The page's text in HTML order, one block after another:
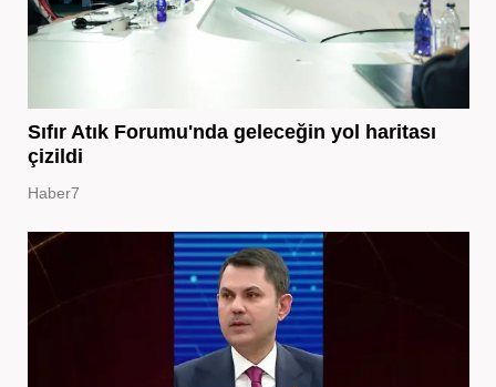
Sıfır Atık Forumu'nda geleceğin yol haritası
çizildi
Haber7